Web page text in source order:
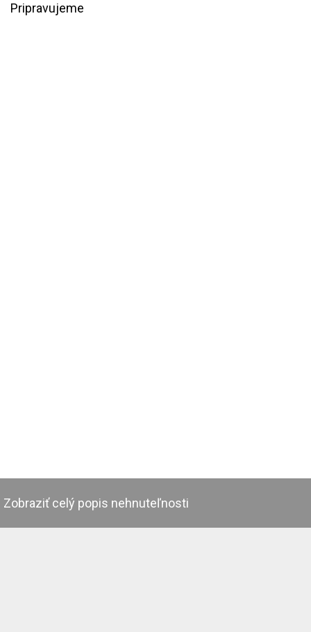
Kanalizácia:
nie
Pripravujeme
Zobraziť celý popis nehnuteľnosti